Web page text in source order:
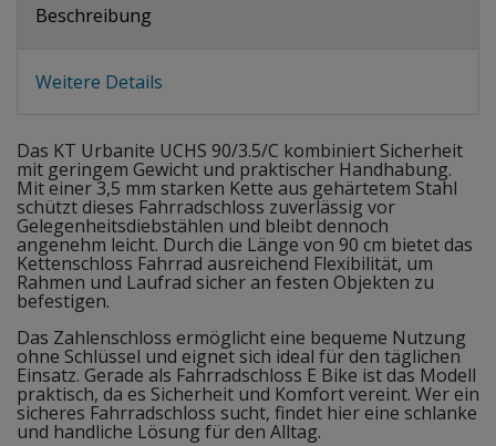
Beschreibung
Weitere Details
Das KT Urbanite UCHS 90/3.5/C kombiniert Sicherheit
mit geringem Gewicht und praktischer Handhabung.
Mit einer 3,5 mm starken Kette aus gehärtetem Stahl
schützt dieses Fahrradschloss zuverlässig vor
Gelegenheitsdiebstählen und bleibt dennoch
angenehm leicht. Durch die Länge von 90 cm bietet das
Kettenschloss Fahrrad ausreichend Flexibilität, um
Rahmen und Laufrad sicher an festen Objekten zu
befestigen.
Das Zahlenschloss ermöglicht eine bequeme Nutzung
ohne Schlüssel und eignet sich ideal für den täglichen
Einsatz. Gerade als Fahrradschloss E Bike ist das Modell
praktisch, da es Sicherheit und Komfort vereint. Wer ein
sicheres Fahrradschloss sucht, findet hier eine schlanke
und handliche Lösung für den Alltag.